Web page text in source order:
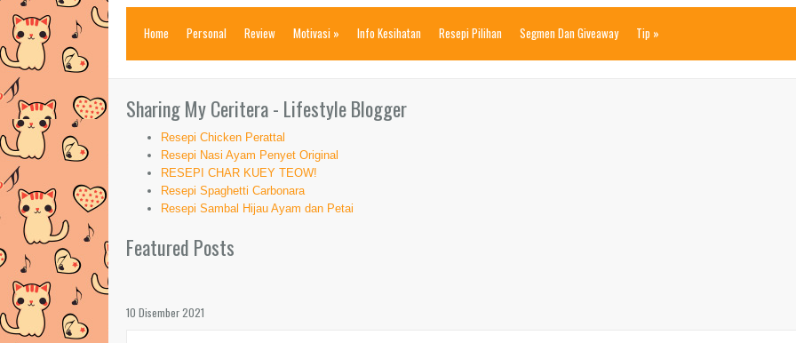
Home Personal Review Motivasi » Info Kesihatan Resepi Pilihan Segmen Dan Giveaway Tip »
Sharing My Ceritera - Lifestyle Blogger
Resepi Chicken Perattal
Resepi Nasi Ayam Penyet Original
RESEPI CHAR KUEY TEOW!
Resepi Spaghetti Carbonara
Resepi Sambal Hijau Ayam dan Petai
Featured Posts
10 Disember 2021